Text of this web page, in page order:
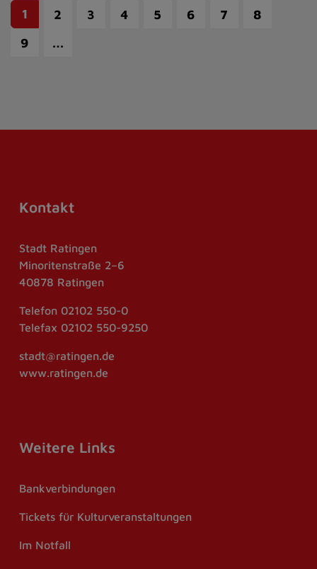
1 2 3 4 5 6 7
8
9
…
Kontakt
Stadt Ratingen
Minoritenstraße 2–6
40878 Ratingen
Telefon 02102 550-0
Telefax 02102 550-9250
stadt@ratingen.de
www.ratingen.de
Weitere Links
Bankverbindungen
Tickets für Kulturveranstaltungen
Im Notfall